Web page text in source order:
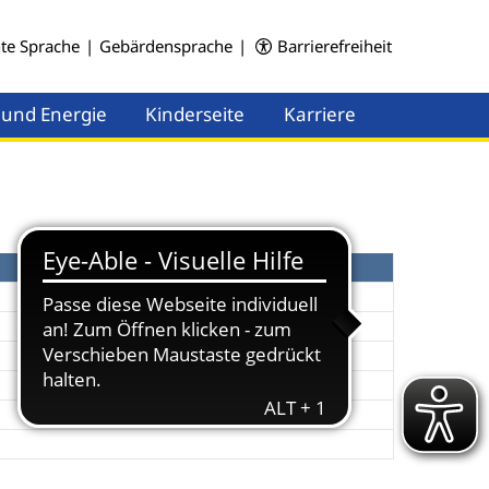
Sprache | Gebärdensprache | Barrierefreiheit
Energie
Kinderseite
Karriere